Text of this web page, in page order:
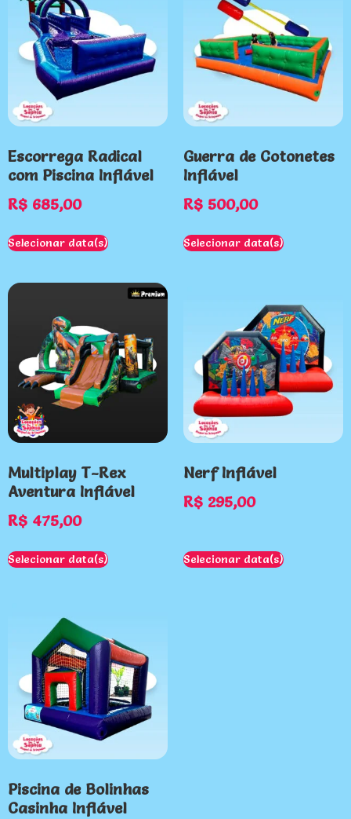
Escorrega Radical
com Piscina Inflável
R$ 685,00
Selecionar data(s)
Guerra de Cotonetes
Inflável
R$ 500,00
Selecionar data(s)
Multiplay T-Rex
Aventura Inflável
R$ 475,00
Selecionar data(s)
Nerf Inflável
R$ 295,00
Selecionar data(s)
Piscina de Bolinhas
Casinha Inflável